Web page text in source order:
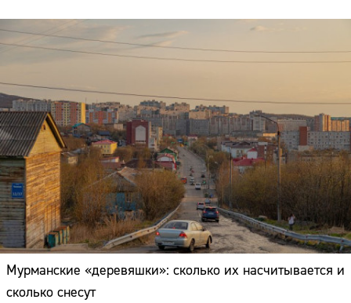
Мурманские «деревяшки»: сколько их насчитывается и
сколько снесут